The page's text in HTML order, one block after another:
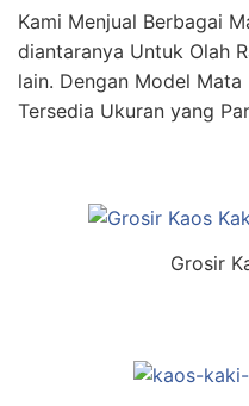
Kami Menjual Berbagai
diantaranya Untuk Olah
lain. Dengan Model
Tersedia Ukuran yang
Grosir